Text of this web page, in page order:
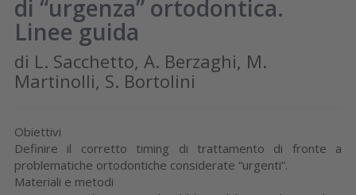
di “urgenza” ortodontica.
Linee guida
di L. Sacchetto, A. Berzaghi, M.
Martinolli, S. Bortolini
Obiettivi
Definire il corretto timing di trattamento di fronte a
problematiche ortodontiche considerate “urgenti”.
Materiali e metodi